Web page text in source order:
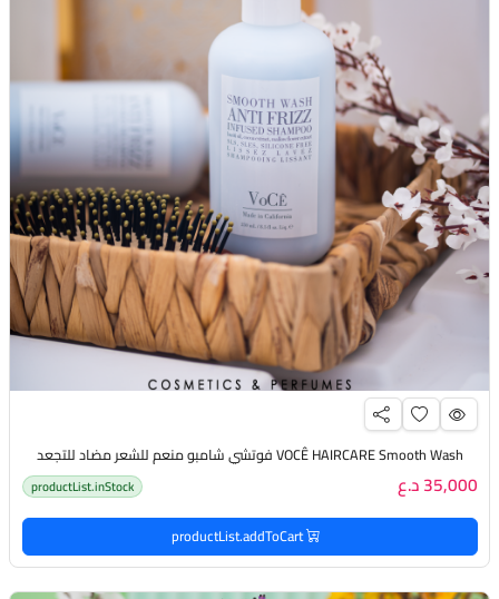
VOCÊ HAIRCARE Smooth Wash فوتشي شامبو منعم للشعر مضاد للتجعد
35,000 د.ع productList.inStock
productList.addToCart